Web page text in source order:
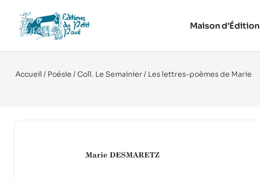
Maison d’Édition
Accueil / Poésie / Coll. Le Semainier/ Les lettres-poèmes de Marie